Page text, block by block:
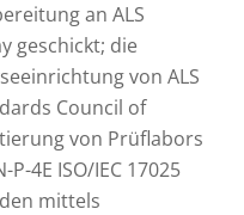
an ALS
geschickt; die
von ALS
Council of
von Prüflabors
4E ISO/IEC 17025
mittels